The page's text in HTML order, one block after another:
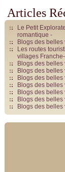
Articles
Le Petit
romantique -
Blogs des belles
Les routes
villages
Blogs des belles
Blogs des belles
Blogs des belles
Blogs des belles
Blogs des belles
Blogs des belles
Blogs des belles